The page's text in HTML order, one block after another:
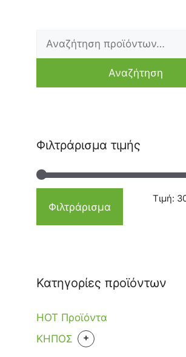
Αναζήτηση
Φιλτράρισμα τιμής
Φιλτράρισμα
Τιμή:
Κατηγορίες προϊόντων
HOT Προϊόντα
KHΠΟΣ
+